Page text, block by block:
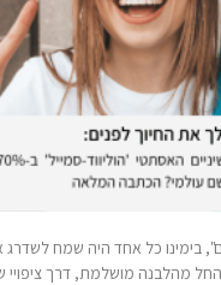
בימינו כל אחד היה שמח
מהלבנה מושלמת, דרך ציפויי